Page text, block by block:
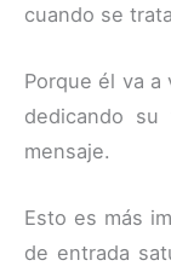
cuando se
Porque él va
dedicando
mensaje.
Esto es más
de entrada